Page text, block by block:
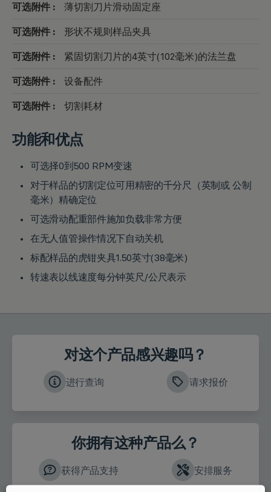
可选附件 :薄切割刀片滑动固定座
可选附件 :形状不规则样品夹具
可选附件 :紧固切割刀片的4英寸(102毫米)的法兰盘
可选附件 :设备配件
可选附件 :切割耗材
功能和优点
可选择0到500 RPM变速
对于样品的切割定位可用精密的千分尺（英制或 公制
毫米）精确定位
可选滑动配重部件施加负载非常方便
在无人值管操作情况下自动关机
标配样品的虎钳夹具1.50英寸(38毫米)
转速表以线速度每分钟英尺/公尺表示
对这个产品感兴趣吗？
进行查询 请求报价
你拥有这种产品么？
获得产品支持 安排服务